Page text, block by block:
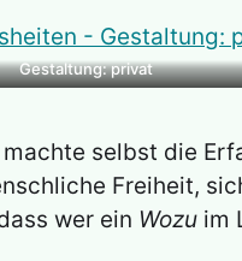
Gestaltung: privat
selbst die
Freiheit,
wer ein Wozu im